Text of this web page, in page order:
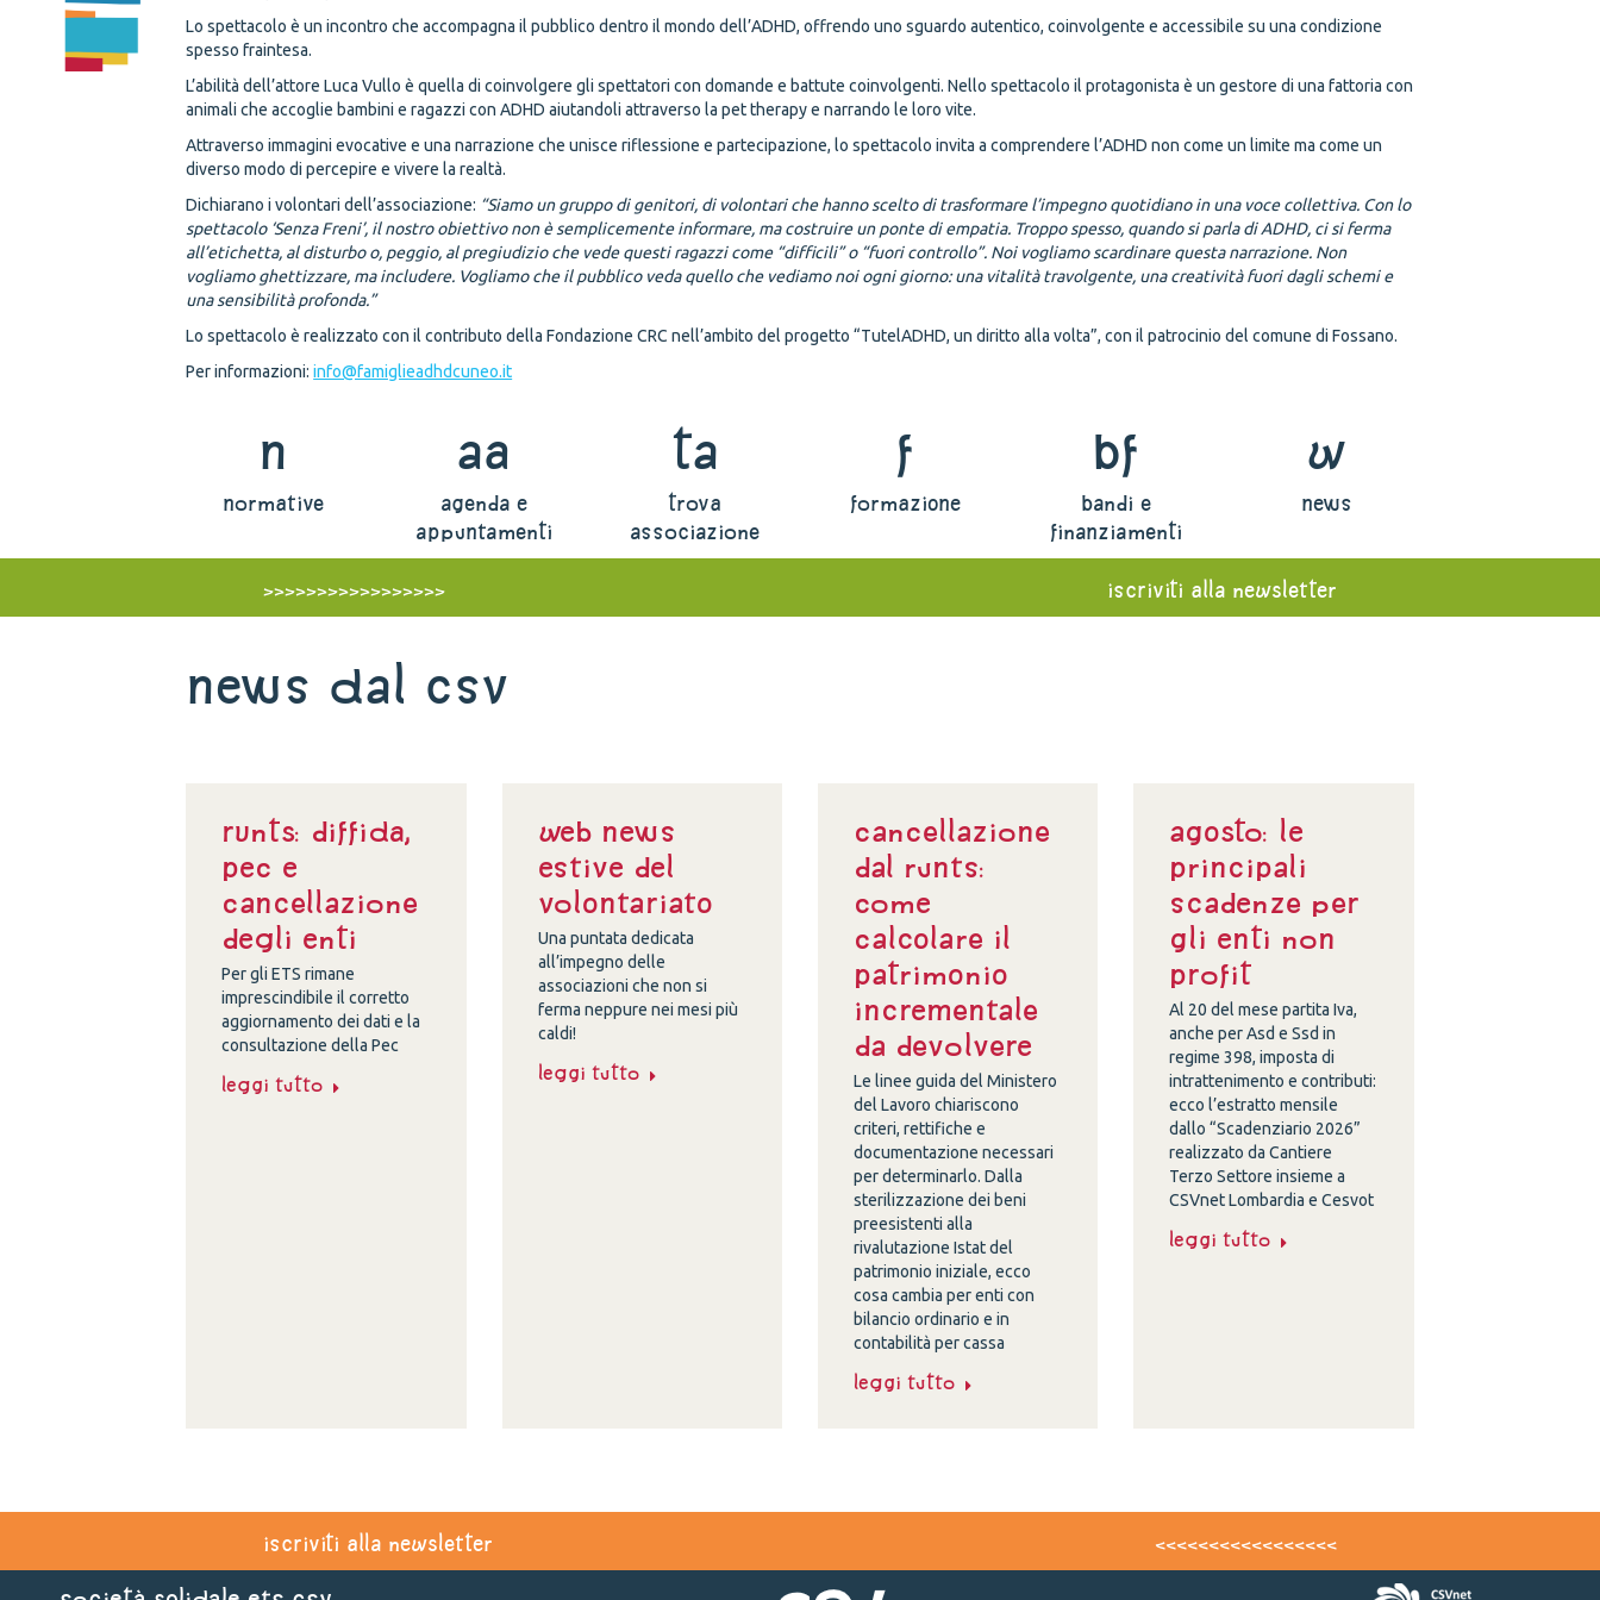
Lo spettacolo è un incontro che accompagna il pubblico dentro il mondo dell’ADHD, offrendo uno sguardo autentico, coinvolgente e accessibile su una condizione
spesso fraintesa.
L’abilità dell’attore Luca Vullo è quella di coinvolgere gli spettatori con domande e battute coinvolgenti. Nello spettacolo il protagonista è un gestore di una fattoria con
animali che accoglie bambini e ragazzi con ADHD aiutandoli attraverso la pet therapy e narrando le loro vite.
Attraverso immagini evocative e una narrazione che unisce riflessione e partecipazione, lo spettacolo invita a comprendere l’ADHD non come un limite ma come un
diverso modo di percepire e vivere la realtà.
Dichiarano i volontari dell’associazione: “Siamo un gruppo di genitori, di volontari che hanno scelto di trasformare l’impegno quotidiano in una voce collettiva. Con lo
spettacolo ‘Senza Freni’, il nostro obiettivo non è semplicemente informare, ma costruire un ponte di empatia. Troppo spesso, quando si parla di ADHD, ci si ferma
all’etichetta, al disturbo o, peggio, al pregiudizio che vede questi ragazzi come “difficili” o “fuori controllo”. Noi vogliamo scardinare questa narrazione. Non
vogliamo ghettizzare, ma includere. Vogliamo che il pubblico veda quello che vediamo noi ogni giorno: una vitalità travolgente, una creatività fuori dagli schemi e
una sensibilità profonda.”
Lo spettacolo è realizzato con il contributo della Fondazione CRC nell’ambito del progetto “TutelADHD, un diritto alla volta”, con il patrocinio del comune di Fossano.
Per informazioni:info@famiglieadhdcuneo.it
n
normative
aa
agenda e
appuntamenti
ta
trova
associazione
f
formazione
bf
bandi e
finanziamenti
w
news
>>>>>>>>>>>>>>>>> iscriviti alla newsletter
News dal Csv
Runts: diffida,
Pec e
cancellazione
degli enti
Per gli ETS rimane
imprescindibile il corretto
aggiornamento dei dati e la
consultazione della Pec
Leggi tutto
Web news
estive del
volontariato
Una puntata dedicata
all’impegno delle
associazioni che non si
ferma neppure nei mesi più
caldi!
Leggi tutto
Cancellazione
dal Runts:
come
calcolare il
patrimonio
incrementale
da devolvere
Le linee guida del Ministero
del Lavoro chiariscono
criteri, rettifiche e
documentazione necessari
per determinarlo. Dalla
sterilizzazione dei beni
preesistenti alla
rivalutazione Istat del
patrimonio iniziale, ecco
cosa cambia per enti con
bilancio ordinario e in
contabilità per cassa
Leggi tutto
Agosto: le
principali
scadenze per
gli enti non
profit
Al 20 del mese partita Iva,
anche per Asd e Ssd in
regime 398, imposta di
intrattenimento e contributi:
ecco l’estratto mensile
dallo “Scadenziario 2026”
realizzato da Cantiere
Terzo Settore insieme a
CSVnet Lombardia e Cesvot
Leggi tutto
iscriviti alla newsletter <<<<<<<<<<<<<<<<<